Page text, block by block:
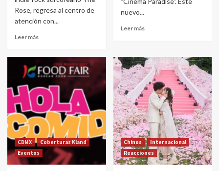
Rose, regresa al centro de
atención con...
Leer más
nuevo...
Leer más
CDMX
Coberturas Kland
Eventos
Chinos
Internacional
Reacciones